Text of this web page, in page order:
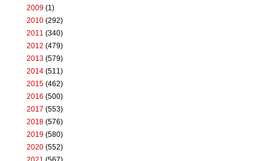
2009 (1)
2010 (292)
2011 (340)
2012 (479)
2013 (579)
2014 (511)
2015 (462)
2016 (500)
2017 (553)
2018 (576)
2019 (580)
2020 (552)